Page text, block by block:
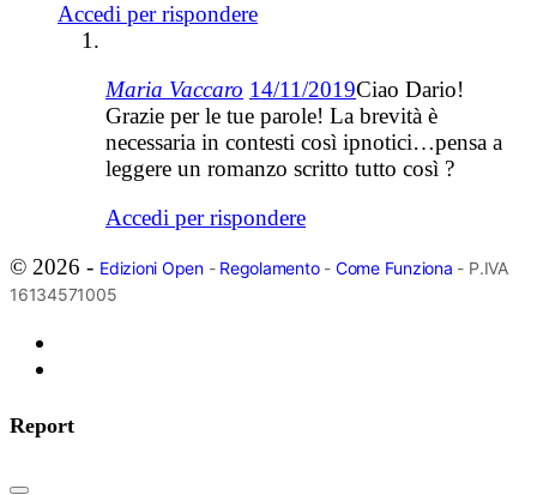
Accedi per rispondere
Maria Vaccaro 14/11/2019Ciao Dario!
Grazie per le tue parole! La brevità è
necessaria in contesti così ipnotici…pensa a
leggere un romanzo scritto tutto così ?
Accedi per rispondere
© 2026 - Edizioni Open- Regolamento- Come Funziona - P.IVA
16134571005
Report